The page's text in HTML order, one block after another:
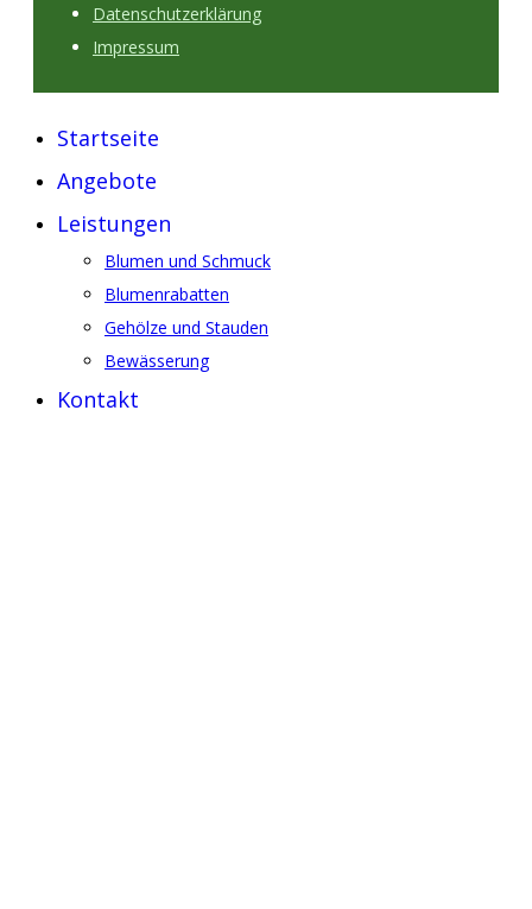
Datenschutzerklärung
Impressum
Startseite
Angebote
Leistungen
Blumen und Schmuck
Blumenrabatten
Gehölze und Stauden
Bewässerung
Kontakt